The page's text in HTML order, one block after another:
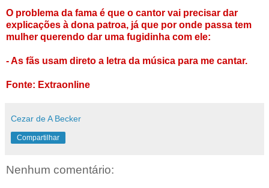
O problema da fama é que o cantor vai precisar dar
explicações à dona patroa, já que por onde passa tem
mulher querendo dar uma fugidinha com ele:
- As fãs usam direto a letra da música para me cantar.
Fonte: Extraonline
Cezar de A Becker
Compartilhar
Nenhum comentário: